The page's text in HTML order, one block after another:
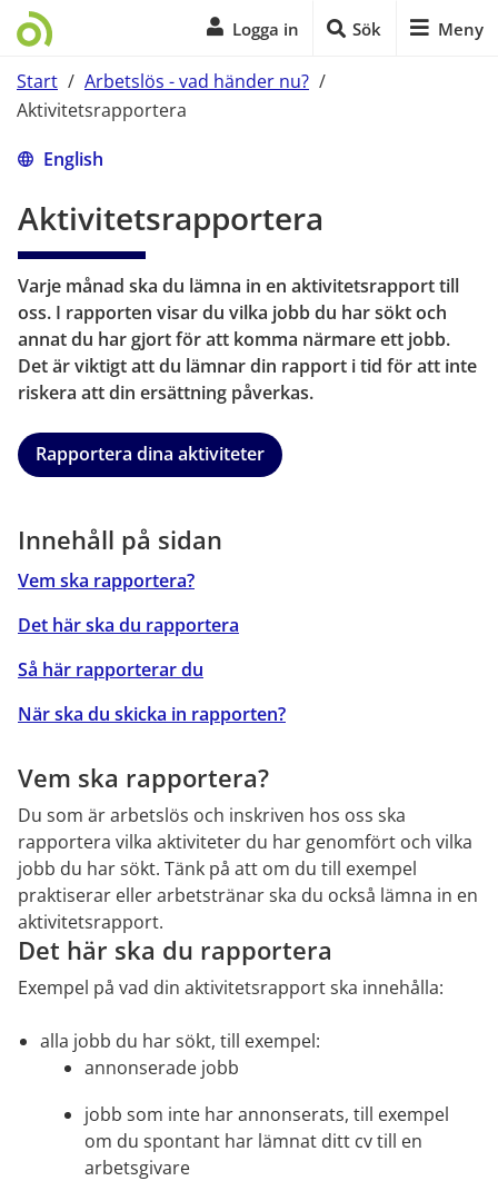
Logga in Sök Meny
Start / Arbetslös - vad händer nu? /
Aktivitetsrapportera
English
Aktivitetsrapportera
Varje månad ska du lämna in en aktivitetsrapport till
oss. I rapporten visar du vilka jobb du har sökt och
annat du har gjort för att komma närmare ett jobb.
Det är viktigt att du lämnar din rapport i tid för att inte
riskera att din ersättning påverkas.
Rapportera dina aktiviteter
Innehåll på sidan
Vem ska rapportera?
Det här ska du rapportera
Så här rapporterar du
När ska du skicka in rapporten?
Vem ska rapportera?
Du som är arbetslös och inskriven hos oss ska
rapportera vilka aktiviteter du har genomfört och vilka
jobb du har sökt. Tänk på att om du till exempel
praktiserar eller arbetstränar ska du också lämna in en
aktivitetsrapport.
Det här ska du rapportera
Exempel på vad din aktivitetsrapport ska innehålla:
alla jobb du har sökt, till exempel:
annonserade jobb
jobb som inte har annonserats, till exempel
om du spontant har lämnat ditt cv till en
arbetsgivare